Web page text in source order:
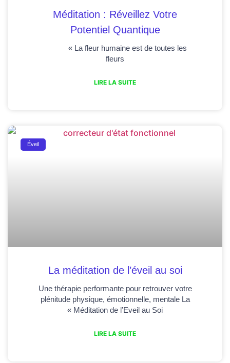
Méditation : Réveillez Votre
Potentiel Quantique
« La fleur humaine est de toutes les
fleurs
LIRE LA SUITE
Éveil
La méditation de l’éveil au soi
Une thérapie performante pour retrouver votre
plénitude physique, émotionnelle, mentale La
« Méditation de l’Eveil au Soi
LIRE LA SUITE